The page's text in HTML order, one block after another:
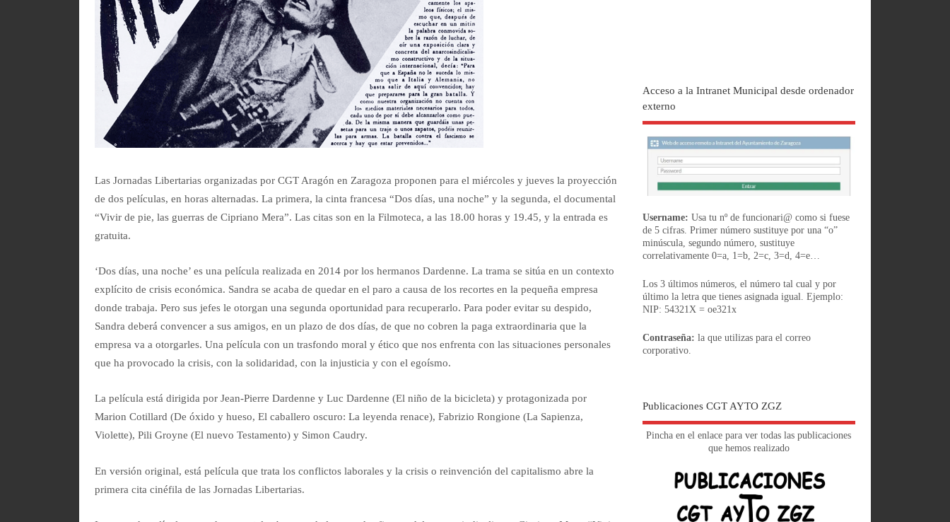
Las Jornadas Libertarias organizadas por CGT Aragón en Zaragoza proponen para el miércoles y jueves la proyección
de dos películas, en horas alternadas. La primera, la cinta francesa “Dos días, una noche” y la segunda, el documental
“Vivir de pie, las guerras de Cipriano Mera”. Las citas son en la Filmoteca, a las 18.00 horas y 19.45, y la entrada es
gratuita.
‘Dos días, una noche’ es una película realizada en 2014 por los hermanos Dardenne. La trama se sitúa en un contexto
explícito de crisis económica. Sandra se acaba de quedar en el paro a causa de los recortes en la pequeña empresa
donde trabaja. Pero sus jefes le otorgan una segunda oportunidad para recuperarlo. Para poder evitar su despido,
Sandra deberá convencer a sus amigos, en un plazo de dos días, de que no cobren la paga extraordinaria que la
empresa va a otorgarles. Una película con un trasfondo moral y ético que nos enfrenta con las situaciones personales
que ha provocado la crisis, con la solidaridad, con la injusticia y con el egoísmo.
La película está dirigida por Jean-Pierre Dardenne y Luc Dardenne (El niño de la bicicleta) y protagonizada por
Marion Cotillard (De óxido y hueso, El caballero oscuro: La leyenda renace), Fabrizio Rongione (La Sapienza,
Violette), Pili Groyne (El nuevo Testamento) y Simon Caudry.
En versión original, está película que trata los conflictos laborales y la crisis o reinvención del capitalismo abre la
primera cita cinéfila de las Jornadas Libertarias.
Acceso a la Intranet Municipal desde ordenador
externo
Username: Usa tu nº de funcionari@ como si fuese
de 5 cifras. Primer número sustituye por una “o”
minúscula, segundo número, sustituye
correlativamente 0=a, 1=b, 2=c, 3=d, 4=e…
Los 3 últimos números, el número tal cual y por
último la letra que tienes asignada igual. Ejemplo:
NIP: 54321X = oe321x
Contraseña: la que utilizas para el correo
corporativo.
Publicaciones CGT AYTO ZGZ
Pincha en el enlace para ver todas las publicaciones
que hemos realizado